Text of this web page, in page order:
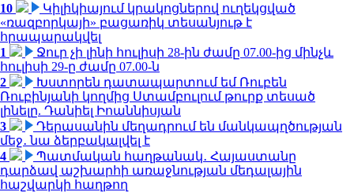
10
Կիլիկիայում կրակոցներով ուղեկցված
«ռազբորկայի» բացառիկ տեսանյութ է
հրապարակվել
1
Ջուր չի լինի հուլիսի 28-ին ժամը 07.00-ից մինչև
հուլիսի 29-ը ժամը 07.00-ն
2
Խստորեն դատապարտում եմ Ռուբեն
Ռուբինյանի կողմից Ստամբուլում թուրք տեսած
լինելը. Դանիել Իոաննիսյան
3
Դերասանին մեղադրում են մանկապղծության
մեջ․ նա ձերբակալվել է
4
Պատմական հաղթանակ․ Հայաստանը
դարձավ աշխարհի առաջնության մեդալային
հաշվարկի հաղթող